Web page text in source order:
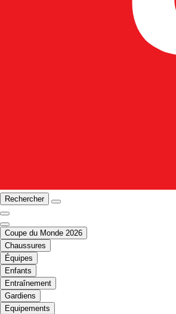
Rechercher
Coupe du Monde 2026
Chaussures
Équipes
Enfants
Entraînement
Gardiens
Equipements